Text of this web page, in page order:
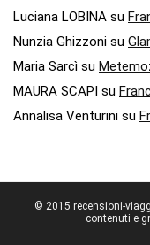
Luciana LOBINA su
Nunzia Ghizzoni su
Maria Sarcì su
MAURA SCAPI su
Annalisa Venturini su
© 2015 recensioni-
contenuti e